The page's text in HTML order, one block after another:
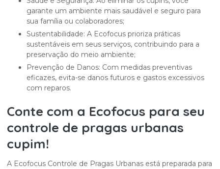
garante um ambiente mais saudável e seguro para
sua família ou colaboradores;
Sustentabilidade: A Ecofocus prioriza práticas
sustentáveis em seus serviços, contribuindo para a
preservação do meio ambiente;
Prevenção de Danos: Com medidas preventivas
eficazes, evita-se danos futuros e gastos excessivos
com reparos.
Conte com a Ecofocus para seu
controle de pragas urbanas
cupim!
A Ecofocus Controle de Pragas Urbanas está preparada para